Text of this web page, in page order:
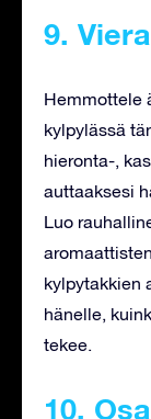
9.
Hemmottele
kylpylässä
hieronta-,
auttaaksesi
Luo
kylpytakkien
hänelle,
tekee.
10.